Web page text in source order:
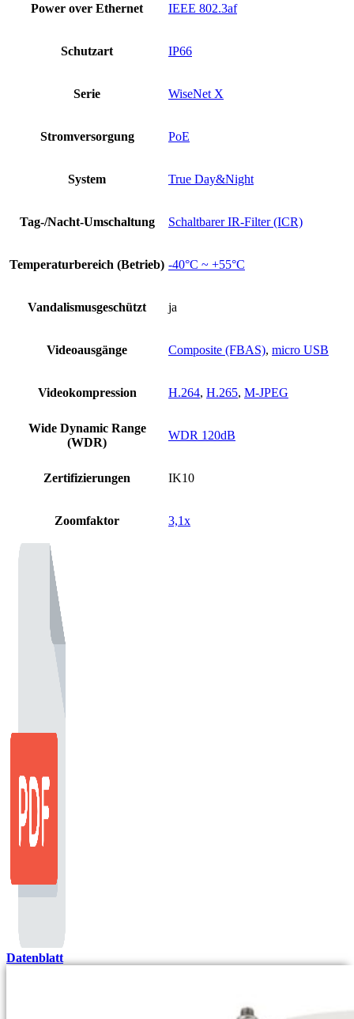
Power over Ethernet IEEE 802.3af
Schutzart IP66
Serie WiseNet X
Stromversorgung PoE
System True Day&Night
Tag-/Nacht-Umschaltung Schaltbarer IR-Filter (ICR)
Temperaturbereich (Betrieb) -40°C ~ +55°C
Vandalismusgeschützt ja
Videoausgänge Composite (FBAS), micro USB
Videokompression H.264, H.265, M-JPEG
Wide Dynamic Range
(WDR)
WDR 120dB
Zertifizierungen IK10
Zoomfaktor 3,1x
Datenblatt